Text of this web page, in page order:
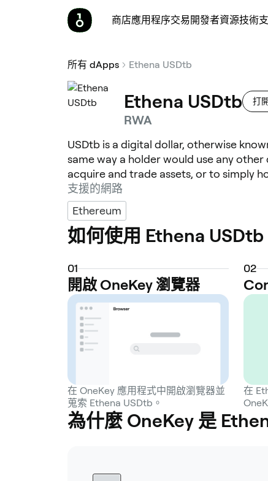
商店應用程序交易開發者資源技術
所有 dApps Ethena USDtb
Ethena USDtb 打
RWA
USDtb is a digital dollar, otherwise
same way a holder would use any
acquire and trade assets, or to simply
支援的網路
Ethereum
如何使用 Ethena USDtb
01
開啟 OneKey 瀏覽器
在 OneKey 應用程式中開啟瀏覽器並
蒐索 Ethena USDtb。
02
在
為什麼 OneKey 是